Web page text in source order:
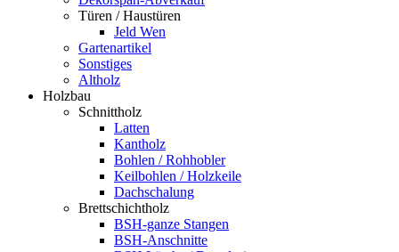
Türen / Haustüren
Jeld Wen
Gartenartikel
Sonstiges
Altholz
Holzbau
Schnittholz
Latten
Kantholz
Bohlen / Rohhobler
Keilbohlen / Holzkeile
Dachschalung
Brettschichtholz
BSH-ganze Stangen
BSH-Anschnitte